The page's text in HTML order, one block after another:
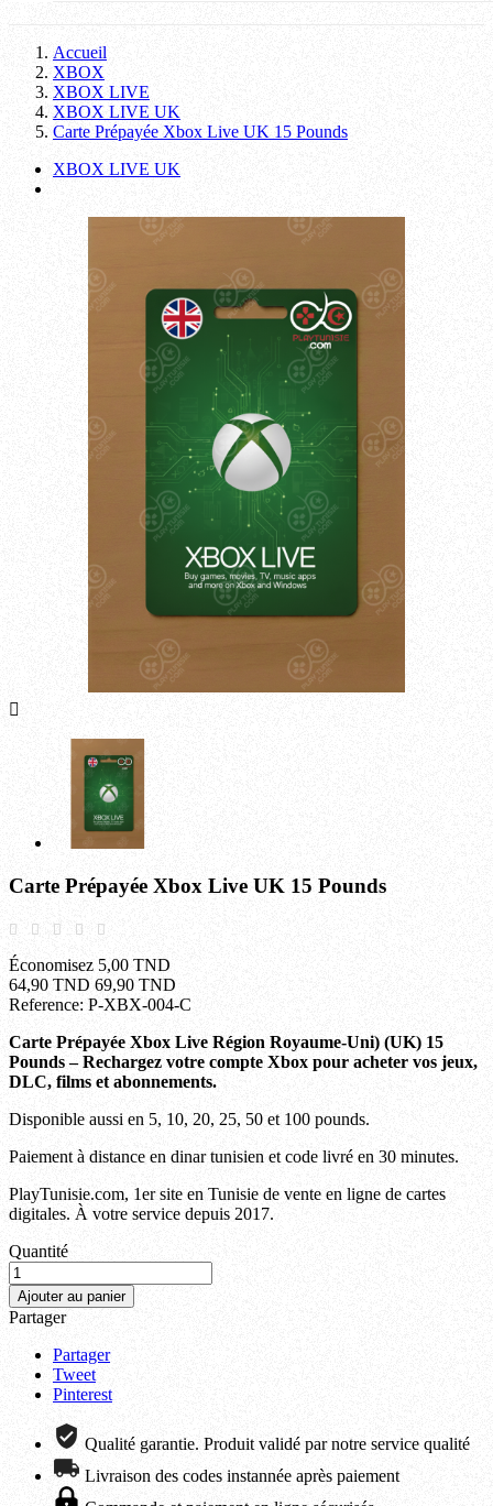
Accueil
XBOX
XBOX LIVE
XBOX LIVE UK
Carte Prépayée Xbox Live UK 15 Pounds
XBOX LIVE UK

Carte Prépayée Xbox Live UK 15 Pounds
Économisez 5,00 TND
64,90 TND 69,90 TND
Reference: P-XBX-004-C
Carte Prépayée Xbox Live Région Royaume-Uni) (UK) 15
Pounds – Rechargez votre compte Xbox pour acheter vos jeux,
DLC, films et abonnements.
Disponible aussi en 5, 10, 20, 25, 50 et 100 pounds.
Paiement à distance en dinar tunisien et code livré en 30 minutes.
PlayTunisie.com, 1er site en Tunisie de vente en ligne de cartes
digitales. À votre service depuis 2017.
Quantité
Ajouter au panier
Partager
Partager
Tweet
Pinterest
Qualité garantie. Produit validé par notre service qualité
Livraison des codes instannée après paiement